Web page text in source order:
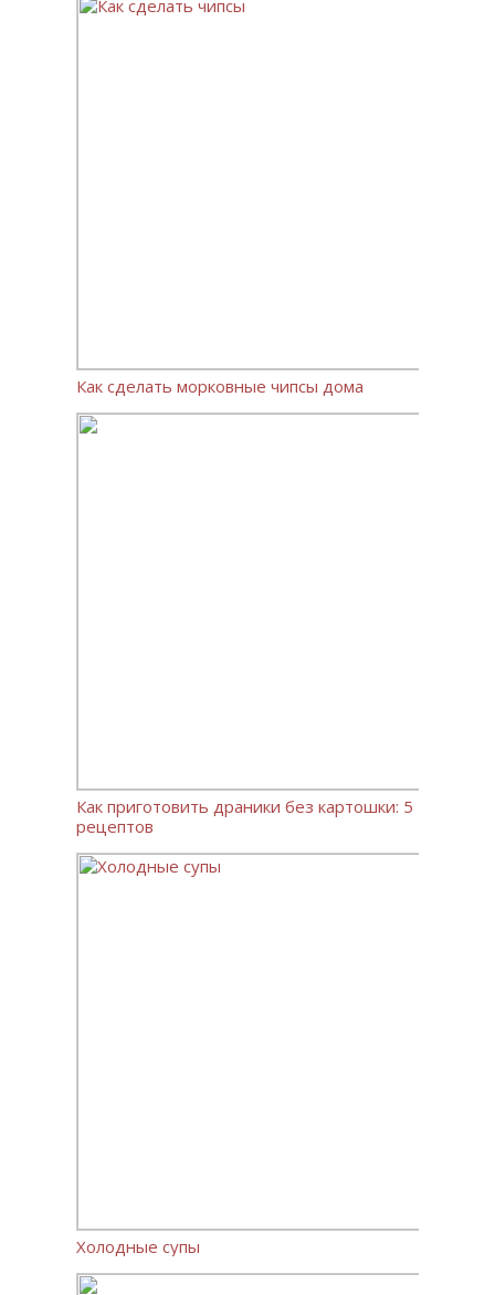
Как сделать морковные чипсы дома
Как приготовить драники без картошки: 5
рецептов
Холодные супы